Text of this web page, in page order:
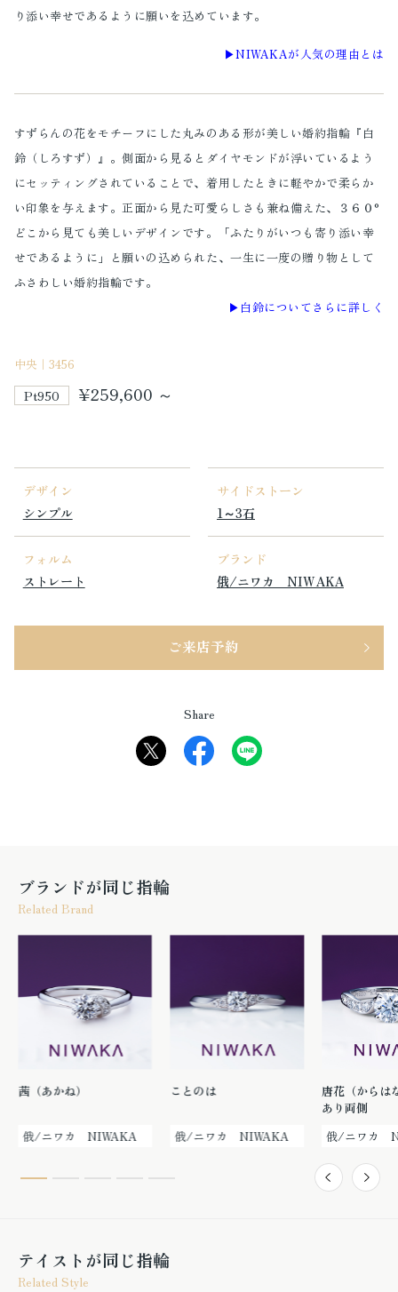
り添い幸せであるように願いを込めています。
▶︎NIWAKAが人気の理由とは
すずらんの花をモチーフにした丸みのある形が美しい婚約指輪『白
鈴（しろすず）』。側面から見るとダイヤモンドが浮いているよう
にセッティングされていることで、着用したときに軽やかで柔らか
い印象を与えます。正面から見た可愛らしさも兼ね備えた、３６０°
どこから見ても美しいデザインです。「ふたりがいつも寄り添い幸
せであるように」と願いの込められた、一生に一度の贈り物として
ふさわしい婚約指輪です。
▶︎白鈴についてさらに詳しく
中央｜3456
Pt950 ¥259,600 ～
デザイン
シンプル
サイドストーン
1～3石
フォルム
ストレート
ブランド
俄/ニワカ NIWAKA
ご来店予約
Share
ブランドが同じ指輪
Related Brand
茜（あかね）
俄/ニワカ NIWAKA
ことのは
俄/ニワカ NIWAKA
唐花（からは
あり両側
俄/ニワカ
テイストが同じ指輪
Related Style